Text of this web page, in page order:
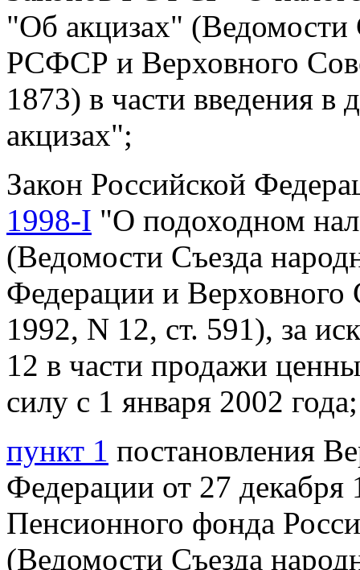
"Об акцизах" (Ведомости
РСФСР и Верховного
1873) в части введения
акцизах";
Закон Российской
1998-I "О подоходном
(Ведомости Съезда
Федерации и Верховного
1992, N 12, ст. 591), за
12 в части продажи
силу с 1 января 2002 года;
пункт 1 постановления
Федерации от 27
Пенсионного фонда
(Ведомости Съезда